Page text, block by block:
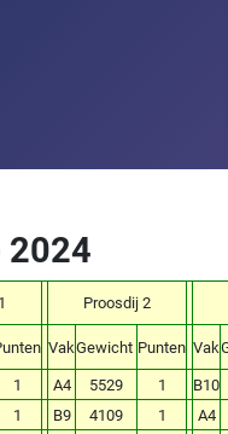
2024
Proosdij 2
VakGewicht Punten Vak
1 A4 5529 1
B10
1 B9 4109 1
A4